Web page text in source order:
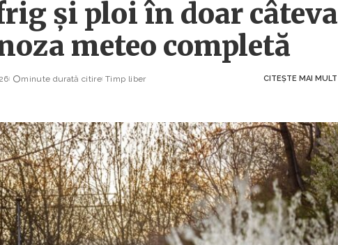
și ploi în doar câteva
meteo completă
minute durată citire Timp liber CITEȘTE MAI MULT